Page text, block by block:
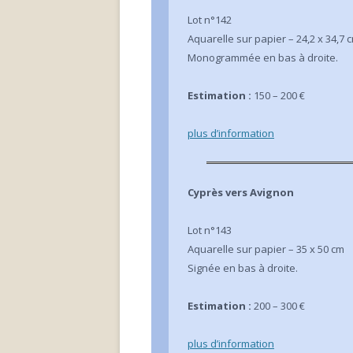
Lot n°142
Aquarelle sur papier – 24,2 x 34,7
Monogrammée en bas à droite.
Estimation : 150 – 200 €
plus d’information
Cyprès vers Avignon
Lot n°143
Aquarelle sur papier – 35 x 50 cm
Signée en bas à droite.
Estimation : 200 – 300 €
plus d’information